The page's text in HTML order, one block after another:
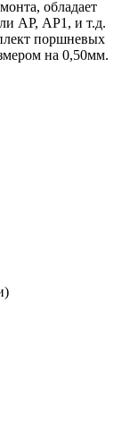
обладает
АР, АР1, и т.д.
поршневых
на 0,50мм.